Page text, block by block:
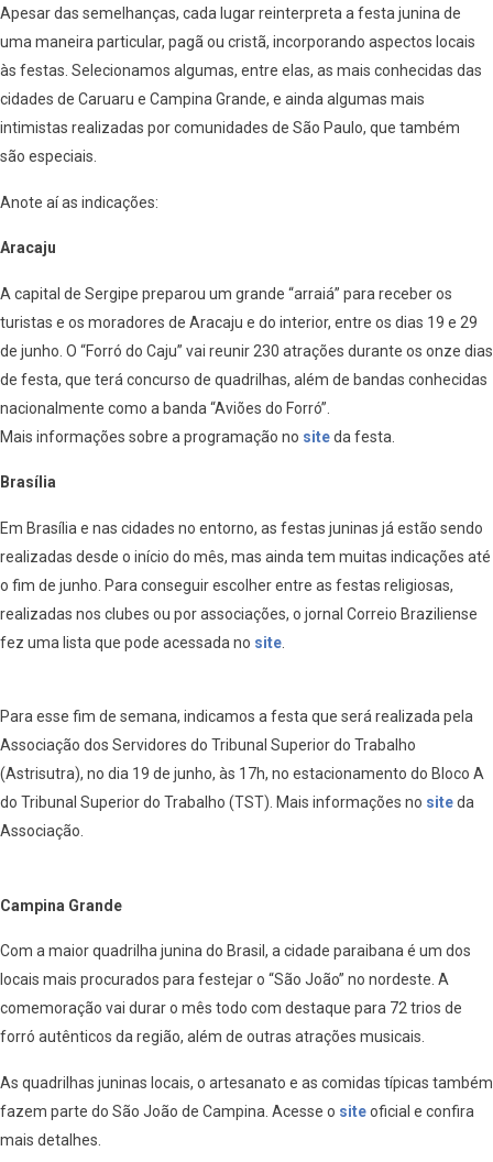
Apesar das semelhanças, cada lugar reinterpreta a festa junina de
uma maneira particular, pagã ou cristã, incorporando aspectos locais
às festas. Selecionamos algumas, entre elas, as mais conhecidas das
cidades de Caruaru e Campina Grande, e ainda algumas mais
intimistas realizadas por comunidades de São Paulo, que também
são especiais.
Anote aí as indicações:
Aracaju
A capital de Sergipe preparou um grande “arraiá” para receber os
turistas e os moradores de Aracaju e do interior, entre os dias 19 e 29
de junho. O “Forró do Caju” vai reunir 230 atrações durante os onze dias
de festa, que terá concurso de quadrilhas, além de bandas conhecidas
nacionalmente como a banda “Aviões do Forró”.
Mais informações sobre a programação no siteda festa.
Brasília
Em Brasília e nas cidades no entorno, as festas juninas já estão sendo
realizadas desde o início do mês, mas ainda tem muitas indicações até
o fim de junho. Para conseguir escolher entre as festas religiosas,
realizadas nos clubes ou por associações, o jornal Correio Braziliense
fez uma lista que pode acessada no site
Para esse fim de semana, indicamos a festa que será realizada pela
Associação dos Servidores do Tribunal Superior do Trabalho
(Astrisutra), no dia 19 de junho, às 17h, no estacionamento do Bloco A
do Tribunal Superior do Trabalho (TST). Mais informações no siteda
Associação.
Campina Grande
Com a maior quadrilha junina do Brasil, a cidade paraibana é um dos
locais mais procurados para festejar o “São João” no nordeste. A
comemoração vai durar o mês todo com destaque para 72 trios de
forró autênticos da região, além de outras atrações musicais.
As quadrilhas juninas locais, o artesanato e as comidas típicas também
fazem parte do São João de Campina. Acesse o siteoficial e confira
mais detalhes.